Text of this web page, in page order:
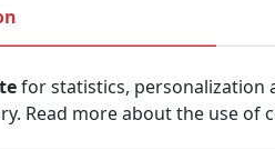
for statistics, personalization
Read more about the use of